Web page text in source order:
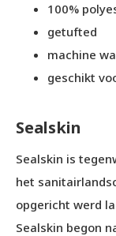
100%
getufted
machine
geschikt
Sealskin
Sealskin is
het
opgericht werd
Sealskin begon